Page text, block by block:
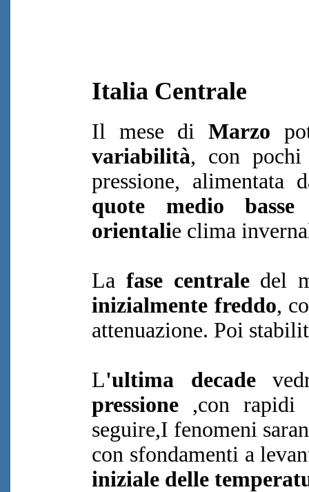
Italia Centrale
Il mese di Marzo
variabilità, con pochi
pressione,
quote medio
orientalie clima
La fase centrale del
inizialmente freddo,
attenuazione. Poi
L'ultima decade
pressione ,con rapidi
seguire,I fenomeni
con sfondamenti a
iniziale delle